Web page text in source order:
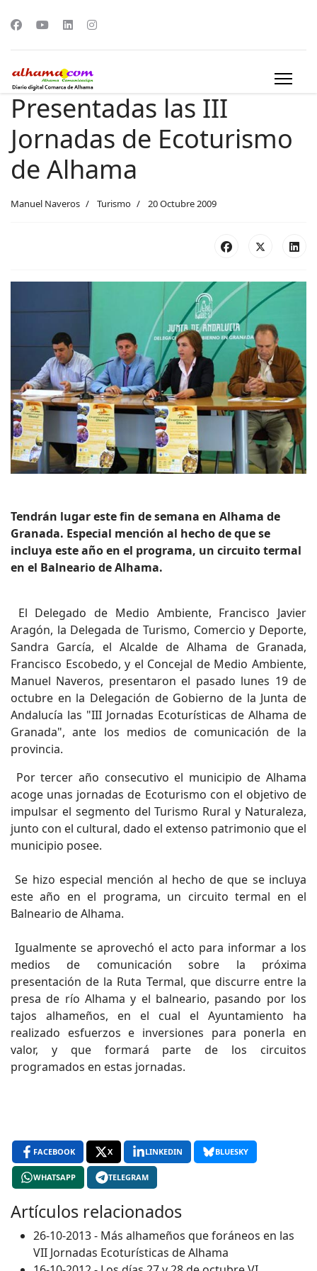
Presentadas las III
Jornadas de Ecoturismo
de Alhama
Manuel Naveros Turismo 20 Octubre 2009
Tendrán lugar este fin de semana en Alhama de
Granada. Especial mención al hecho de que se
incluya este año en el programa, un circuito termal
en el Balneario de Alhama.
El Delegado de Medio Ambiente, Francisco Javier
Aragón, la Delegada de Turismo, Comercio y Deporte,
Sandra García, el Alcalde de Alhama de Granada,
Francisco Escobedo, y el Concejal de Medio Ambiente,
Manuel Naveros, presentaron el pasado lunes 19 de
octubre en la Delegación de Gobierno de la Junta de
Andalucía las "III Jornadas Ecoturísticas de Alhama de
Granada", ante los medios de comunicación de la
provincia.
Por tercer año consecutivo el municipio de Alhama
acoge unas jornadas de Ecoturismo con el objetivo de
impulsar el segmento del Turismo Rural y Naturaleza,
junto con el cultural, dado el extenso patrimonio que el
municipio posee.
Se hizo especial mención al hecho de que se incluya
este año en el programa, un circuito termal en el
Balneario de Alhama.
Igualmente se aprovechó el acto para informar a los
medios de comunicación sobre la próxima
presentación de la Ruta Termal, que discurre entre la
presa de río Alhama y el balneario, pasando por los
tajos alhameños, en el cual el Ayuntamiento ha
realizado esfuerzos e inversiones para ponerla en
valor, y que formará parte de los circuitos
programados en estas jornadas.
FACEBOOK X LINKEDIN BLUESKY
WHATSAPP TELEGRAM
Artículos relacionados
26-10-2013 - Más alhameños que foráneos en las
VII Jornadas Ecoturísticas de Alhama